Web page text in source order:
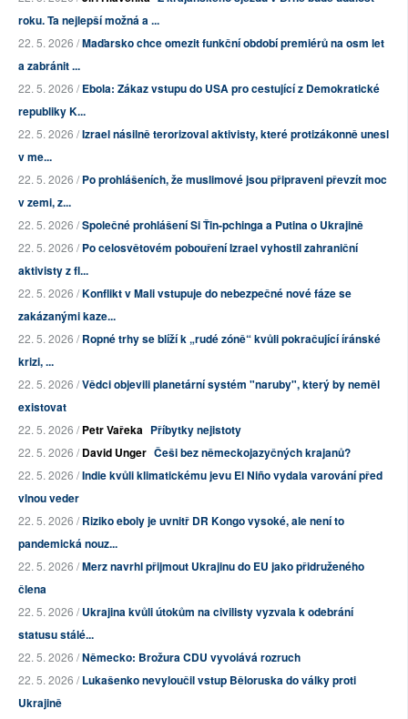
roku. Ta nejlepší možná a ...
22. 5. 2026 /Maďarsko chce omezit funkční období premiérů na osm let
a zabránit ...
22. 5. 2026 /Ebola: Zákaz vstupu do USA pro cestující z Demokratické
republiky K...
22. 5. 2026 /Izrael násilně terorizoval aktivisty, které protizákonně unesl
v me...
22. 5. 2026 /Po prohlášeních, že muslimové jsou připraveni převzít moc
v zemi, z...
22. 5. 2026 /Společné prohlášení Si Ťin-pchinga a Putina o Ukrajině
22. 5. 2026 /Po celosvětovém pobouření Izrael vyhostil zahraniční
aktivisty z fl...
22. 5. 2026 /Konflikt v Mali vstupuje do nebezpečné nové fáze se
zakázanými kaze...
22. 5. 2026 /Ropné trhy se blíží k „rudé zóně“ kvůli pokračující íránské
krizi, ...
22. 5. 2026 /Vědci objevili planetární systém "naruby", který by neměl
existovat
22. 5. 2026 /Petr Vařeka Příbytky nejistoty
22. 5. 2026 /David Unger Češi bez německojazyčných krajanů?
22. 5. 2026 /Indie kvůli klimatickému jevu El Niño vydala varování před
vlnou veder
22. 5. 2026 /Riziko eboly je uvnitř DR Kongo vysoké, ale není to
pandemická nouz...
22. 5. 2026 /Merz navrhl přijmout Ukrajinu do EU jako přidruženého
člena
22. 5. 2026 /Ukrajina kvůli útokům na civilisty vyzvala k odebrání
statusu stálé...
22. 5. 2026 /Německo: Brožura CDU vyvolává rozruch
22. 5. 2026 /Lukašenko nevyloučil vstup Běloruska do války proti
Ukrajině